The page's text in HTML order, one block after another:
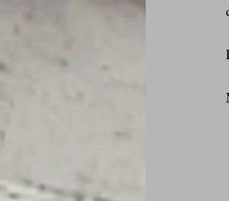
Glaces,